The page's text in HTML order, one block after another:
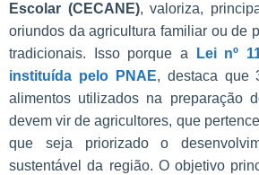
Escolar (CECANE), valoriza,
oriundos da agricultura familiar ou de
tradicionais. Isso porque a
Lei nº
instituída pelo PNAE, destaca que
alimentos utilizados na preparação
devem vir de agricultores, que
que seja priorizado o
sustentável da região. O objetivo